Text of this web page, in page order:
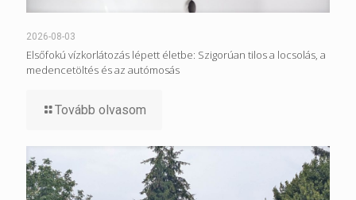
2026-08-03
Elsőfokú vízkorlátozás lépett életbe: Szigorúan tilos a locsolás, a
medencetöltés és az autómosás
Tovább olvasom